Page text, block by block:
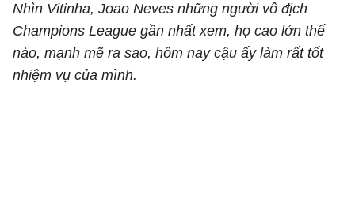
Nhìn Vitinha, Joao Neves những người vô địch
Champions League gần nhất xem, họ cao lớn thế
nào, mạnh mẽ ra sao, hôm nay cậu ấy làm rất tốt
nhiệm vụ của mình.